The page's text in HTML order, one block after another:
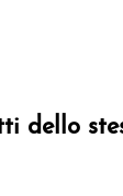
dello